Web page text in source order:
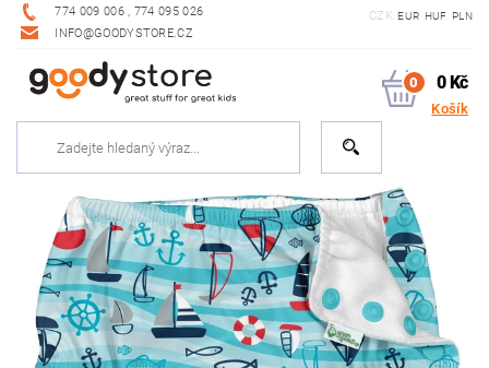
774 009 006 , 774 095 026
INFO@GOODYSTORE.CZ
CZK EUR HUF PLN
0 0 Kč
Košík